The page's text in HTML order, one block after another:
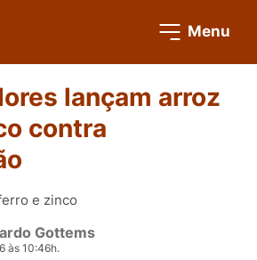
Menu
lançam arroz
contra
e zinco
Gottems
às 10:46h.